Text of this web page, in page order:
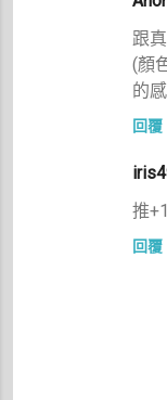
跟
(顏
的
回覆
推+1
回覆